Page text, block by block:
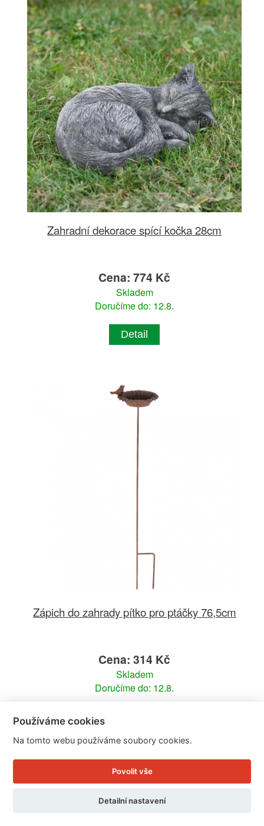
Zahradní dekorace spící kočka 28cm
Cena: 774 Kč
Skladem
Doručíme do: 12.8.
Detail
Zápich do zahrady pítko pro ptáčky 76,5cm
Cena: 314 Kč
Skladem
Doručíme do: 12.8.
Používáme cookies
Na tomto webu používáme soubory cookies.
Povolit vše
Detailní nastavení